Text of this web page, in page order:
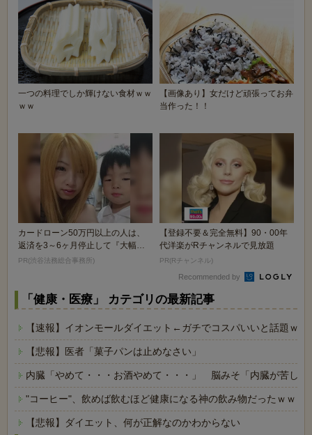
一つの料理でしか輝けない食材ｗｗ
ｗｗ
【画像あり】女だけど頑張ってお弁
当作った！！
カードローン50万円以上の人は、
返済を3～6ヶ月停止して『大幅に
減額してから返済...
PR(渋谷法務総合事務所)
【登録不要＆完全無料】90・00年
代洋楽がRチャンネルで見放題
PR(Rチャンネル)
Recommended by
「健康・医療」 カテゴリの最新記事
【速報】イオンモールダイエット←ガチでコスパいいと話題ｗｗ
【悲報】医者「菓子パンは止めなさい」
内臓「やめて・・・お酒やめて・・・」 脳みそ「内臓が苦しが
"コーヒー"、飲めば飲むほど健康になる神の飲み物だったｗｗｗ
【悲報】ダイエット、何が正解なのかわからない